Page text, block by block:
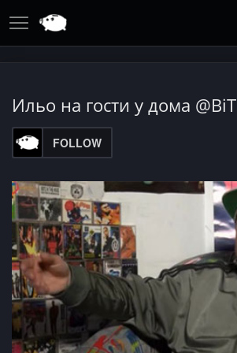
Ильо на гости у дома @BiT
FOLLOW